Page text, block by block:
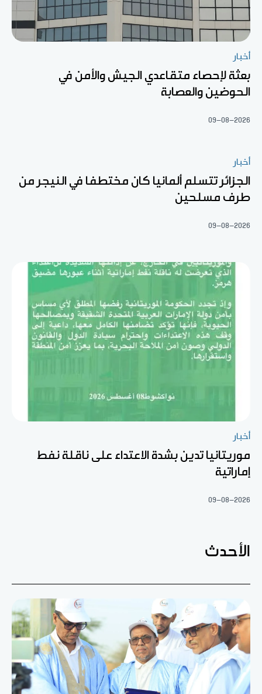
أخبار
بعثة لإحصاء متقاعدي الجيش والأمن في
الحوضين والعصابة
09-08-2026
أخبار
الجزائر تتسلم ألمانيا كان مختطفا في النيجر من
طرف مسلحين
09-08-2026
أخبار
موريتانيا تدين بشدة الاعتداء على ناقلة نفط
إماراتية
09-08-2026
الأحدث